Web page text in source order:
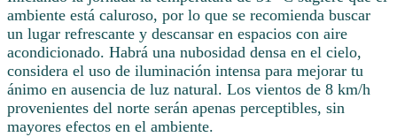
ambiente está caluroso, por lo que se recomienda buscar
un lugar refrescante y descansar en espacios con aire
acondicionado. Habrá una nubosidad densa en el cielo,
considera el uso de iluminación intensa para mejorar tu
ánimo en ausencia de luz natural. Los vientos de 8 km/h
provenientes del norte serán apenas perceptibles, sin
mayores efectos en el ambiente.